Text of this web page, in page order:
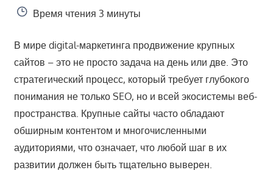
Время чтения 3 минуты
В мире digital-маркетинга продвижение крупных
сайтов – это не просто задача на день или две. Это
стратегический процесс, который требует глубокого
понимания не только SEO, но и всей экосистемы веб-
пространства. Крупные сайты часто обладают
обширным контентом и многочисленными
аудиториями, что означает, что любой шаг в их
развитии должен быть тщательно выверен.